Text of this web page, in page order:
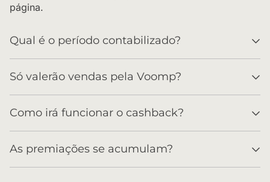
página.
Qual é o período contabilizado?
Só valerão vendas pela Voomp?
Como irá funcionar o cashback?
As premiações se acumulam?